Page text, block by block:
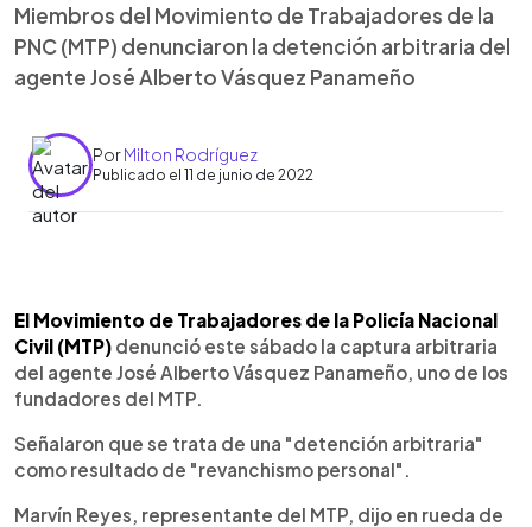
Miembros del Movimiento de Trabajadores de la
PNC (MTP) denunciaron la detención arbitraria del
agente José Alberto Vásquez Panameño
PorMilton Rodríguez
Publicado el 11 de junio de 2022
► Escuchar artículo
El Movimiento de Trabajadores de la Policía Nacional
Civil (MTP) denunció este sábado la captura arbitraria
del agente José Alberto Vásquez Panameño, uno de los
fundadores del MTP.
Señalaron que se trata de una "detención arbitraria"
como resultado de "revanchismo personal".
Marvín Reyes, representante del MTP, dijo en rueda de